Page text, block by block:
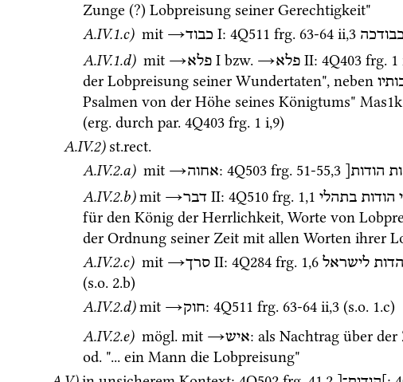
Zunge (?) Lobpreisung seiner Gerechtigkeit"
A.IV.1.c) mit →כבוד ‎ I: 4Q511 frg. 63-64 ii,3 כבודכה
A.IV.1.d) mit →פלא ‎ I bzw. →פלא ‎ II: 4Q403 frg. 1
der Lobpreisung seiner Wundertaten", neben
Psalmen von der Höhe seines Königtums" Mas1k
(erg. durch par. 4Q403 frg. 1 i,9)
A.IV.2) st.rect.
A.IV.2.a) mit →אחוה: 4Q503 frg. 51-55,3 הודות[
A.IV.2.b)mit →דבר ‎ II: 4Q510 frg. 1,1 הודות בתהלי
für den König der Herrlichkeit, Worte von
der Ordnung seiner Zeit mit allen Worten ihrer
A.IV.2.c) mit →סרך ‎ II: 4Q284 frg. 1,6 הדות לישראל
(s.o. 2.b)
A.IV.2.d)mit →חוק: 4Q511 frg. 63-64 ii,3 (s.o. 1.c)
A.IV.2.e) mögl. mit →איש: als Nachtrag über
od. "... ein Mann die Lobpreisung"